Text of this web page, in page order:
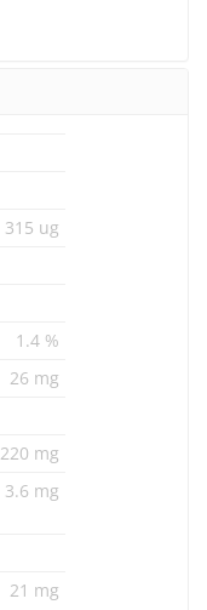
315 ug
1.4 %
26 mg
220 mg
3.6 mg
21 mg